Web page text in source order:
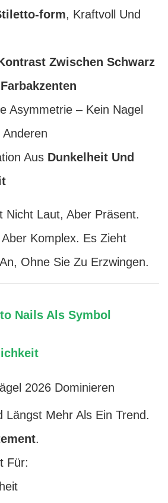
form, Kraftvoll Und
Zwischen Schwarz
Asymmetrie – Kein Nagel
Aus Dunkelheit Und
Nicht Laut, Aber Präsent.
Komplex. Es Zieht
Ohne Sie Zu Erzwingen.
Nails Als Symbol
2026 Dominieren
Längst Mehr Als Ein Trend.
.
Für: